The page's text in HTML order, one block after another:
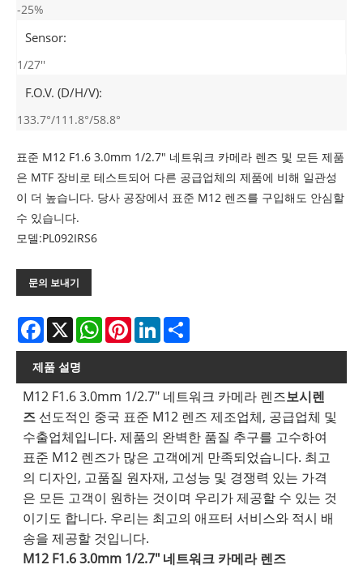
-25%
Sensor:
1/27''
F.O.V. (D/H/V):
133.7°/111.8°/58.8°
표준 M12 F1.6 3.0mm 1/2.7" 네트워크 카메라 렌즈 및 모든 제품
은 MTF 장비로 테스트되어 다른 공급업체의 제품에 비해 일관성
이 더 높습니다. 당사 공장에서 표준 M12 렌즈를 구입해도 안심할
수 있습니다.
모델:PL092IRS6
문의 보내기
Facebook
X WhatsAppPinterestLinkedIn
제품 설명
M12 F1.6 3.0mm 1/2.7" 네트워크 카메라 렌즈보시렌
즈 선도적인 중국 표준 M12 렌즈 제조업체, 공급업체 및
수출업체입니다. 제품의 완벽한 품질 추구를 고수하여
표준 M12 렌즈가 많은 고객에게 만족되었습니다. 최고
의 디자인, 고품질 원자재, 고성능 및 경쟁력 있는 가격
은 모든 고객이 원하는 것이며 우리가 제공할 수 있는 것
이기도 합니다. 우리는 최고의 애프터 서비스와 적시 배
송을 제공할 것입니다.
M12 F1.6 3.0mm 1/2.7" 네트워크 카메라 렌즈